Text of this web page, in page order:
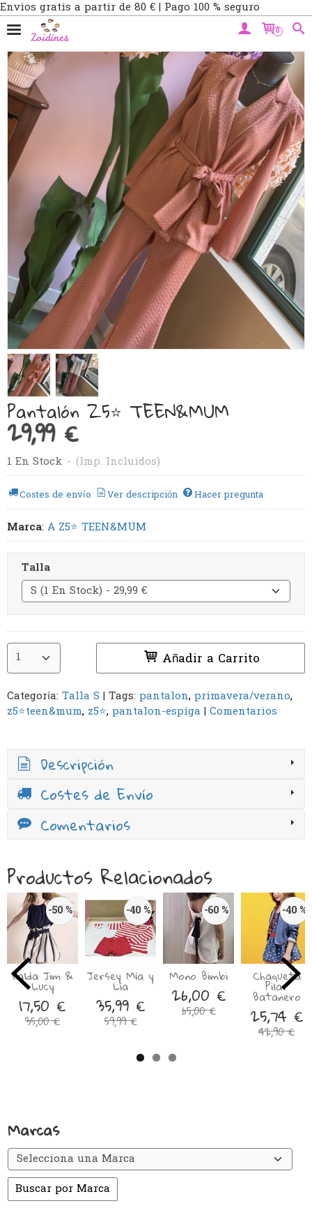
Envios gratis a partir de 80 € | Pago 100 % seguro
0
Marcas
Pantalón Z5⭐️ TEEN&MUM
29,99 €
1 En Stock - (Imp. Incluidos)
Costes de envío Ver descripción Hacer pregunta
Marca: A Z5⭐️ TEEN&MUM
Talla
Añadir a Carrito
Categoría: Talla S | Tags: pantalon primavera/verano
z5⭐️teen&mum z5⭐️ pantalon-espiga | Comentarios
Descripción
Costes de Envío
Comentarios
Productos Relacionados
-50 %
Falda Jim &
Lucy
17,50 €
35,00 €
-40 %
Jersey Mía y
Lía
35,99 €
59,99 €
-60 %
Mono Bimbi
26,00 €
65,00 €
-40 %
Chaqueta
Pilar
Batanero
25,74 €
42,90 €